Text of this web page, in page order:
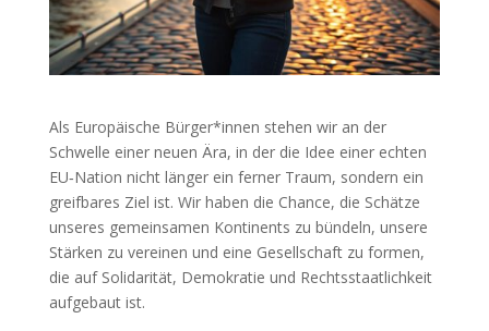
Als Europäische Bürger*innen stehen wir an der
Schwelle einer neuen Ära, in der die Idee einer echten
EU‑Nation nicht länger ein ferner Traum, sondern ein
greifbares Ziel ist. Wir haben die Chance, die Schätze
unseres gemeinsamen Kontinents zu bündeln, unsere
Stärken zu vereinen und eine Gesellschaft zu formen,
die auf Solidarität, Demokratie und Rechtsstaatlichkeit
aufgebaut ist.